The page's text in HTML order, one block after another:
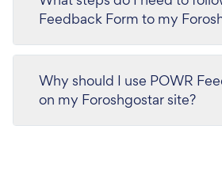
Feedback Form to my
Why should I use POWR
on my Foroshgostar site?